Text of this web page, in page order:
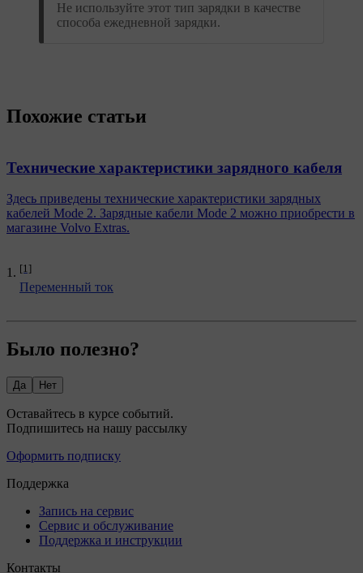
Не используйте этот тип зарядки в качестве
способа ежедневной зарядки.
[1]
Переменный ток
Похожие статьи
Технические характеристики зарядного кабеля
Здесь приведены технические характеристики зарядных
кабелей Mode 2. Зарядные кабели Mode 2 можно приобрести в
магазине Volvo Extras.
Было полезно?
Да Нет